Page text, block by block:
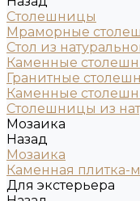
Столешницы
Мраморные
Стол из
Каменные
Гранитные
Каменные
Столешницы из
Мозаика
Назад
Мозаика
Каменная плитка-
Для экстерьера